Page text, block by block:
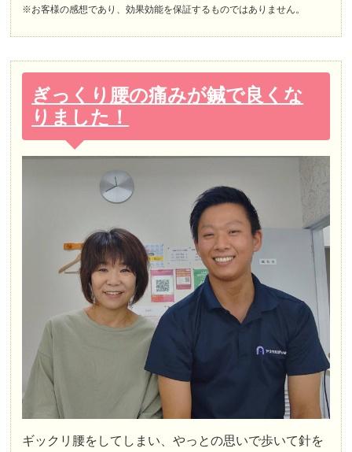
※お客様の感想であり、効果効能を保証するものではありません。
ぎっくり腰の痛みが鍼で良くな
りました！
ギックリ腰をしてしまい、やっとの思いで歩いて針を